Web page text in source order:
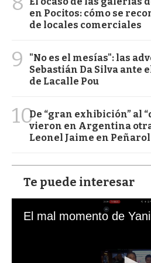
en Pocitos: cómo se
de locales comerciales
9
"No es el mesías": las
Sebastián Da Silva ante
de Lacalle Pou
10De “gran exhibición” al
vieron en Argentina
Leonel Jaime en Peñarol
Te puede interesar